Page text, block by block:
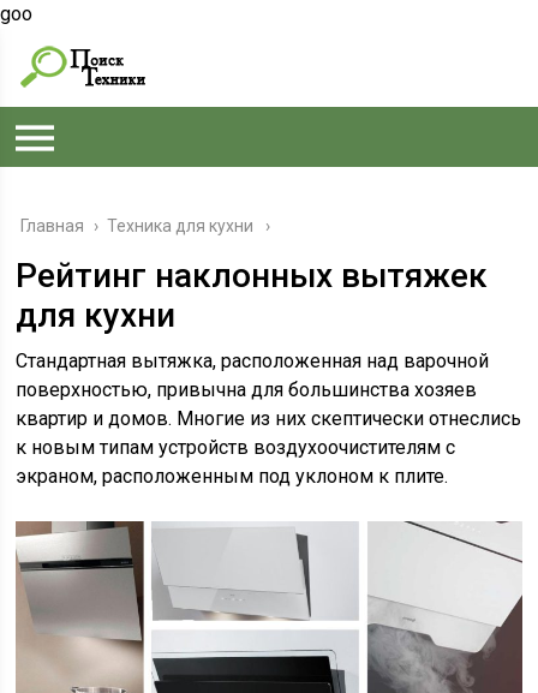
goo
Главная › Техника для кухни
Рейтинг наклонных вытяжек
для кухни
Стандартная вытяжка, расположенная над варочной
поверхностью, привычна для большинства хозяев
квартир и домов. Многие из них скептически отнеслись
к новым типам устройств воздухоочистителям с
экраном, расположенным под уклоном к плите.